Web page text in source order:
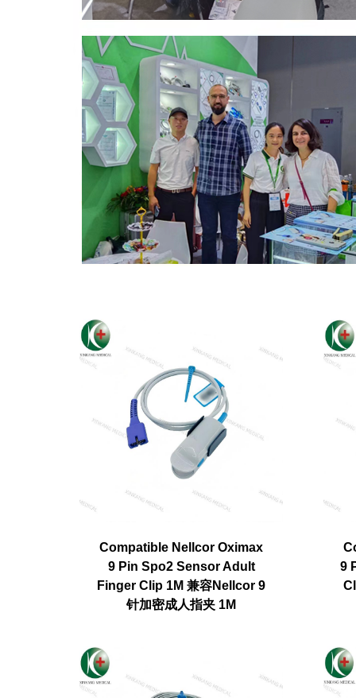
Compatible Nellcor Oximax
9 Pin Spo2 Sensor Adult
Finger Clip 1M 兼容Nellcor 9
针加密成人指夹 1M
9